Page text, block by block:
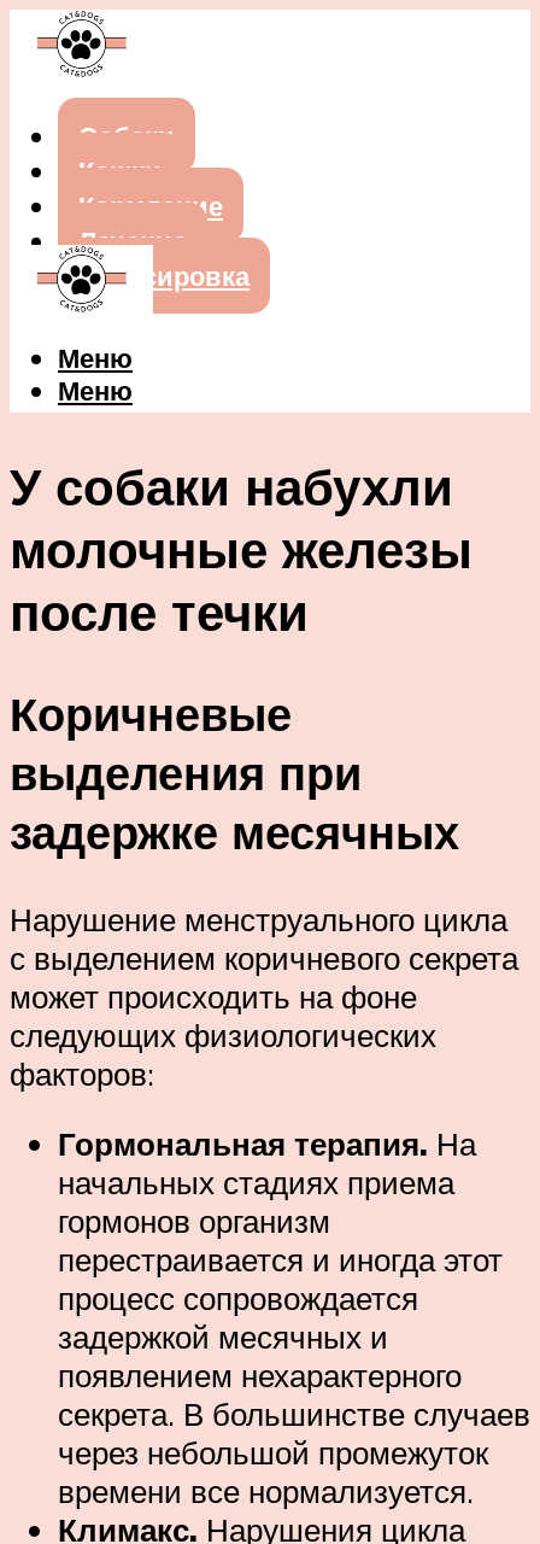
Собаки
Кошки
Кормление
Лечение
Дрессировка
Меню
Меню
У собаки набухли
молочные железы
после течки
Коричневые
выделения при
задержке месячных
Нарушение менструального цикла
с выделением коричневого секрета
может происходить на фоне
следующих физиологических
факторов:
Гормональная терапия. На
начальных стадиях приема
гормонов организм
перестраивается и иногда этот
процесс сопровождается
задержкой месячных и
появлением нехарактерного
секрета. В большинстве случаев
через небольшой промежуток
времени все нормализуется.
Климакс. Нарушения цикла